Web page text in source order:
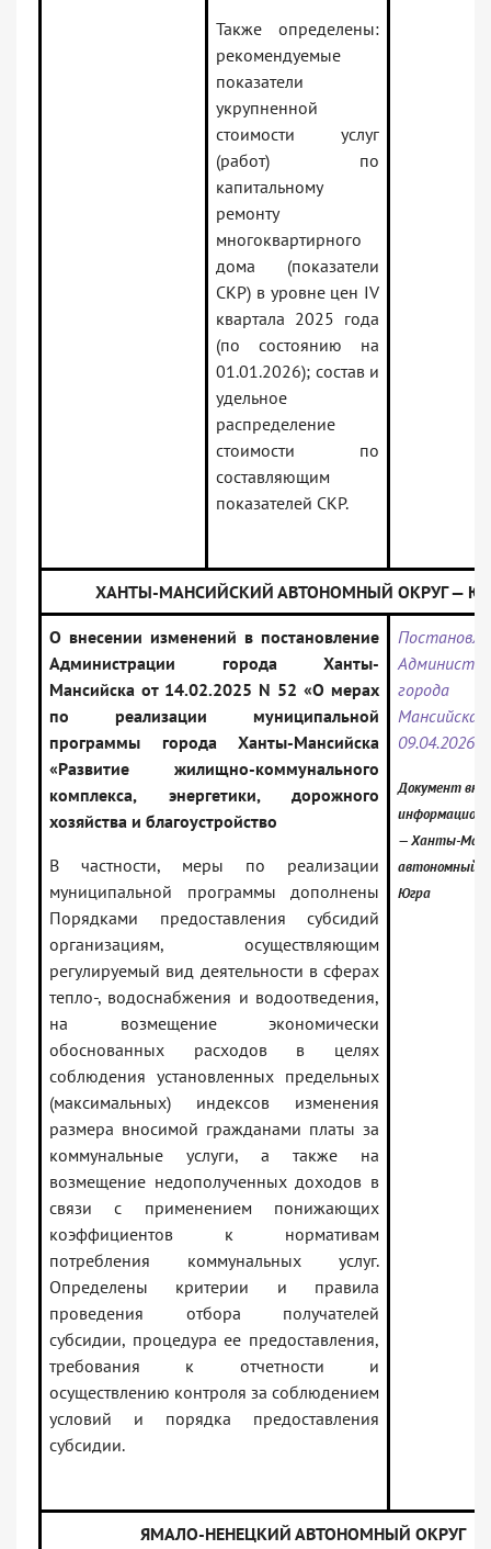
Также определены:
рекомендуемые
показатели
укрупненной
стоимости услуг
(работ) по
капитальному
ремонту
многоквартирного
дома (показатели
СКР) в уровне цен IV
квартала 2025 года
(по состоянию на
01.01.2026); состав и
удельное
распределение
стоимости по
составляющим
показателей СКР.
ХАНТЫ-МАНСИЙСКИЙ АВТОНОМНЫЙ ОКРУГ —
О внесении изменений в постановление
Администрации города Ханты-
Мансийска от 14.02.2025 N 52 «О мерах
по реализации муниципальной
программы города Ханты-Мансийска
«Развитие жилищно-коммунального
комплекса, энергетики, дорожного
хозяйства и благоустройство
В частности, меры по реализации
муниципальной программы дополнены
Порядками предоставления субсидий
организациям, осуществляющим
регулируемый вид деятельности в сферах
тепло-, водоснабжения и водоотведения,
на возмещение экономически
обоснованных расходов в целях
соблюдения установленных предельных
(максимальных) индексов изменения
размера вносимой гражданами платы за
коммунальные услуги, а также на
возмещение недополученных доходов в
связи с применением понижающих
коэффициентов к нормативам
потребления коммунальных услуг.
Определены критерии и правила
проведения отбора получателей
субсидии, процедура ее предоставления,
требования к отчетности и
осуществлению контроля за соблюдением
условий и порядка предоставления
субсидии.
города
09.04.2026
Документ
— Ханты-
автономный
Югра
ЯМАЛО-НЕНЕЦКИЙ АВТОНОМНЫЙ ОКРУГ